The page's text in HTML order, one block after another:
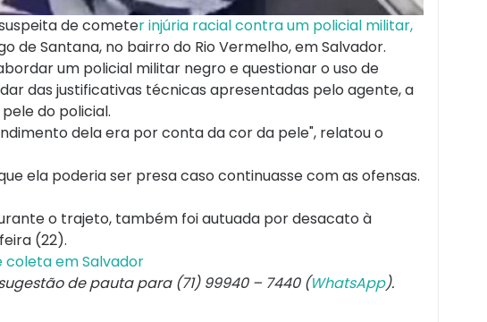
de cometer injúria racial contra um policial militar,
de Santana, no bairro do Rio Vermelho, em Salvador.
um policial militar negro e questionar o uso de
das justificativas técnicas apresentadas pelo agente, a
do policial.
dela era por conta da cor da pele", relatou o
ela poderia ser presa caso continuasse com as ofensas.
o trajeto, também foi autuada por desacato à
(22).
em Salvador
de pauta para (71) 99940 – 7440 (WhatsApp).